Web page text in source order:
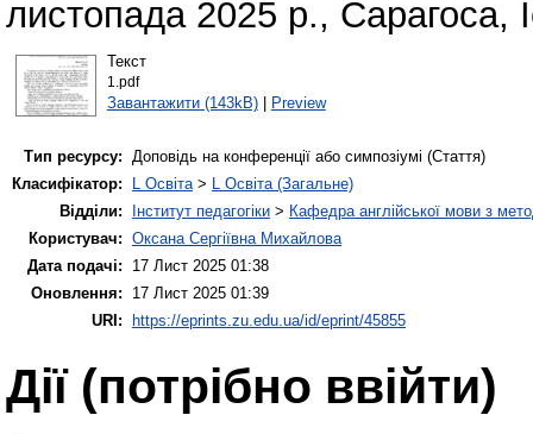
листопада 2025 р., Сарагоса,
Текст
1.pdf
Завантажити (143kB)| Preview
Тип ресурсу: Доповідь на конференції або симпозіумі (Стаття)
Класифікатор:
L Освіта> L Освіта (Загальне)
Відділи:
Інститут педагогіки > Кафедра англійської мови з
Користувач: Оксана Сергіївна Михайлова
Дата подачі:
17 Лист 2025 01:38
Оновлення:
17 Лист 2025 01:39
URI:
https://eprints.zu.edu.ua/id/eprint/45855
Дії ​​(потрібно ввійти)